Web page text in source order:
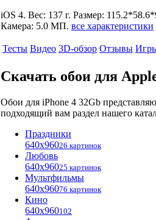
iOS 4. Вес: 137 г. Размер:
Камера: 5.0 МП. все характеристики
Тесты Видео 3D-обзор Отзывы
Скачать обои для
Обои для iPhone 4 32Gb
подходящий вам раздел нашего
Праздники
640x96026 картинок
Любовь
640x96025 картинок
Мультфильмы
640x96076 картинок
Кино
640x960102